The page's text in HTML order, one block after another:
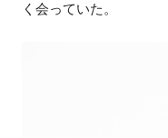
く会っていた。